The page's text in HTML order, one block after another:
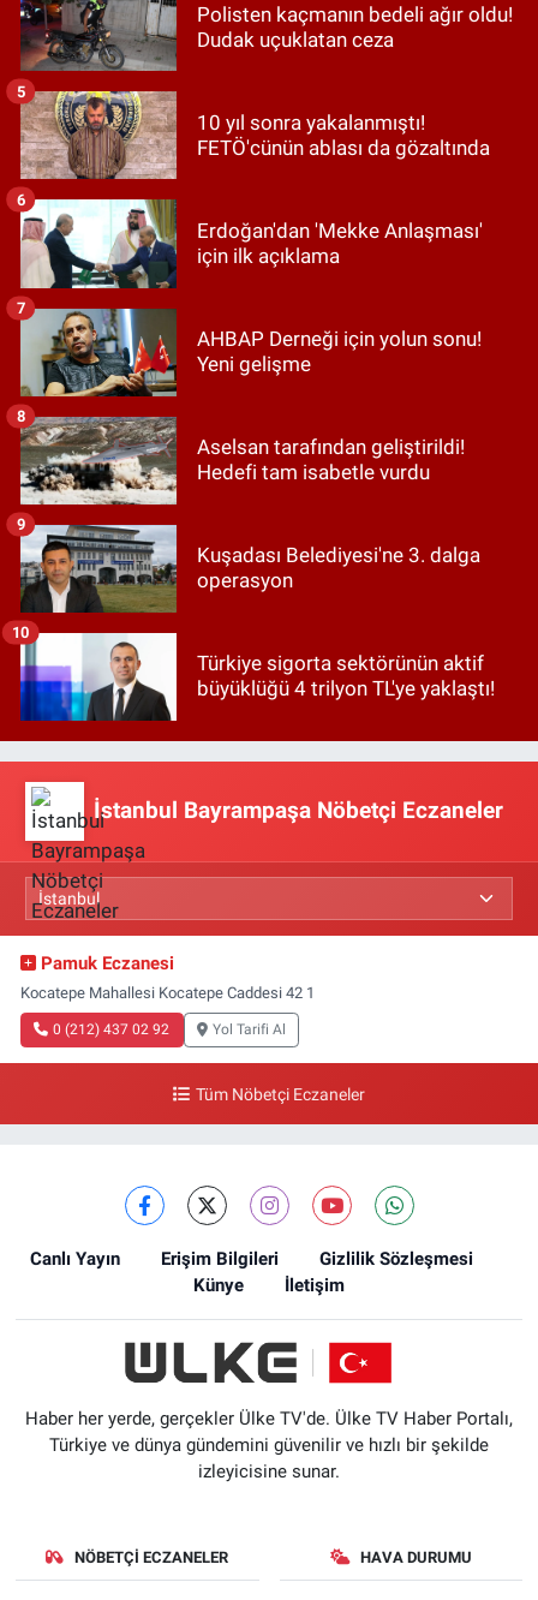
Polisten kaçmanın bedeli ağır oldu!
Dudak uçuklatan ceza
10 yıl sonra yakalanmıştı!
FETÖ'cünün ablası da gözaltında
5
Erdoğan'dan 'Mekke Anlaşması'
için ilk açıklama
6
AHBAP Derneği için yolun sonu!
Yeni gelişme
7
Aselsan tarafından geliştirildi!
Hedefi tam isabetle vurdu
8
Kuşadası Belediyesi'ne 3. dalga
operasyon
9
Türkiye sigorta sektörünün aktif
büyüklüğü 4 trilyon TL'ye yaklaştı!
10
İstanbul Bayrampaşa Nöbetçi Eczaneler
Pamuk Eczanesi
Kocatepe Mahallesi Kocatepe Caddesi 42 1
0 (212) 437 02 92 Yol Tarifi Al
Tüm Nöbetçi Eczaneler
Canlı Yayın Erişim Bilgileri
Gizlilik Sözleşmesi
Künye
İletişim
Haber her yerde, gerçekler Ülke TV'de. Ülke TV Haber Portalı,
Türkiye ve dünya gündemini güvenilir ve hızlı bir şekilde
izleyicisine sunar.
NÖBETÇI ECZANELER HAVA DURUMU